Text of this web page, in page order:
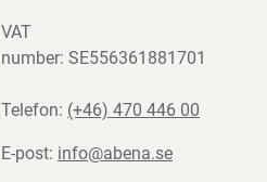
VAT
number: SE556361881701
Telefon: (+46) 470 446 00
E-post: info@abena.se